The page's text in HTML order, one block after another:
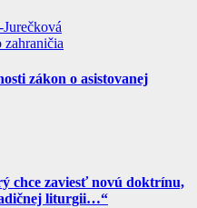
zahraničia
zákon o asistovanej
chce zaviesť novú doktrínu,
liturgii…“